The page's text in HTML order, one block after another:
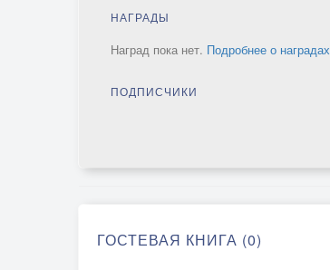
НАГРАДЫ
Наград пока нет. Подробнее о наградах
ПОДПИСЧИКИ
ГОСТЕВАЯ КНИГА (0)